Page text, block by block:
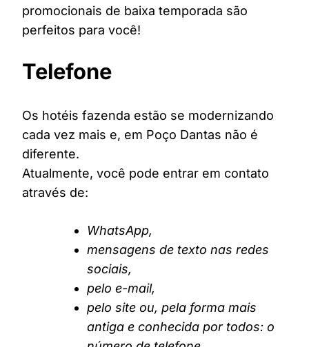
promocionais de baixa temporada são
perfeitos para você!
Telefone
Os hotéis fazenda estão se modernizando
cada vez mais e, em Poço Dantas não é
diferente.
Atualmente, você pode entrar em contato
através de:
WhatsApp,
mensagens de texto nas redes
sociais,
pelo e-mail,
pelo site ou, pela forma mais
antiga e conhecida por todos: o